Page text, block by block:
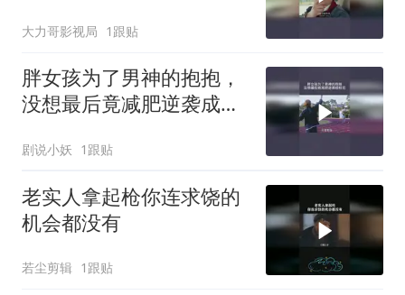
大力哥影视局 1跟贴
胖女孩为了男神的抱抱，
没想最后竟减肥逆袭成校
剧说小妖 1跟贴
老实人拿起枪你连求饶的
机会都没有
若尘剪辑 1跟贴